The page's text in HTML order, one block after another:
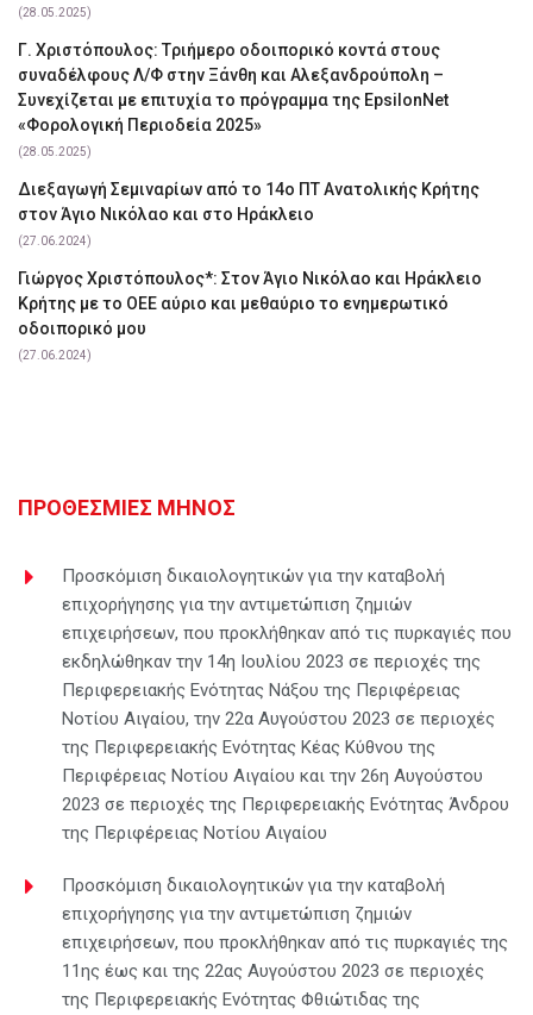
(28.05.2025)
Γ. Χριστόπουλος: Tριήμερο οδοιπορικό κοντά στους
συναδέλφους Λ/Φ στην Ξάνθη και Αλεξανδρούπολη –
Συνεχίζεται με επιτυχία το πρόγραμμα της EpsilonNet
«Φορολογική Περιοδεία 2025»
(28.05.2025)
Διεξαγωγή Σεμιναρίων από το 14ο ΠΤ Ανατολικής Κρήτης
στον Άγιο Νικόλαο και στο Ηράκλειο
(27.06.2024)
Γιώργος Χριστόπουλος*: Στον Άγιο Νικόλαο και Ηράκλειο
Κρήτης με το ΟΕΕ αύριο και μεθαύριο το ενημερωτικό
οδοιπορικό μου
(27.06.2024)
ΠΡΟΘΕΣΜΙΕΣ ΜΗΝΟΣ
Προσκόμιση δικαιολογητικών για την καταβολή
επιχορήγησης για την αντιμετώπιση ζημιών
επιχειρήσεων, που προκλήθηκαν από τις πυρκαγιές που
εκδηλώθηκαν την 14η Ιουλίου 2023 σε περιοχές της
Περιφερειακής Ενότητας Νάξου της Περιφέρειας
Νοτίου Αιγαίου, την 22α Αυγούστου 2023 σε περιοχές
της Περιφερειακής Ενότητας Κέας Κύθνου της
Περιφέρειας Νοτίου Αιγαίου και την 26η Αυγούστου
2023 σε περιοχές της Περιφερειακής Ενότητας Άνδρου
της Περιφέρειας Νοτίου Αιγαίου
Προσκόμιση δικαιολογητικών για την καταβολή
επιχορήγησης για την αντιμετώπιση ζημιών
επιχειρήσεων, που προκλήθηκαν από τις πυρκαγιές της
11ης έως και της 22ας Αυγούστου 2023 σε περιοχές
της Περιφερειακής Ενότητας Φθιώτιδας της